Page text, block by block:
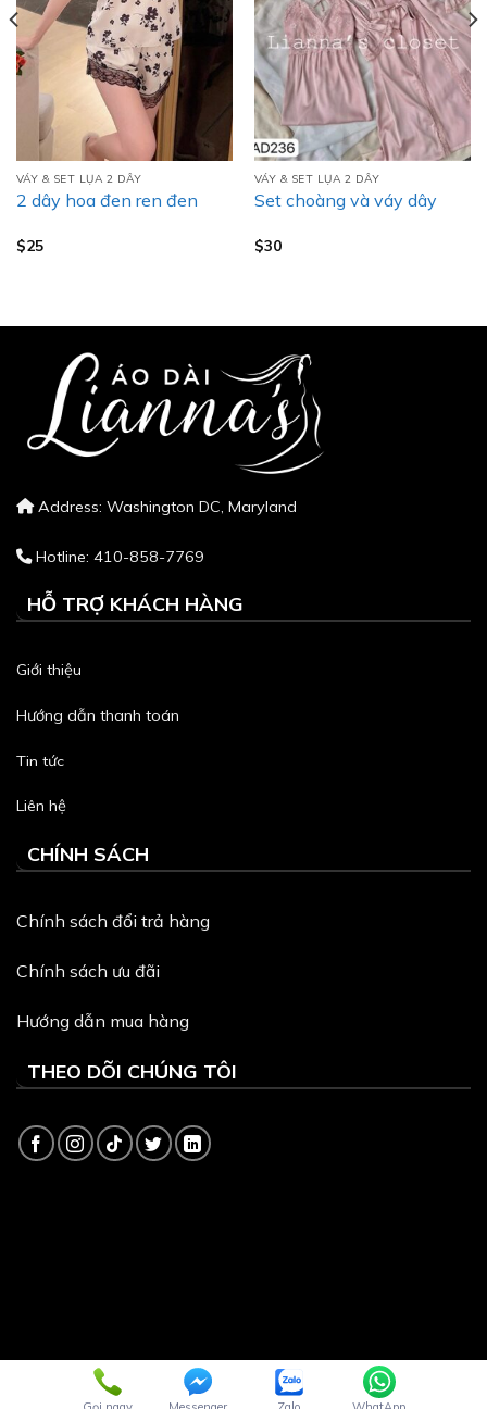
VÁY & SET LỤA 2 DÂY
2 dây hoa đen ren đen
$25
VÁY & SET LỤA 2 DÂY
Set choàng và váy dây
$30
Address: Washington DC, Maryland
Hotline: 410-858-7769
HỖ TRỢ KHÁCH HÀNG
Giới thiệu
Hướng dẫn thanh toán
Tin tức
Liên hệ
CHÍNH SÁCH
Chính sách đổi trả hàng
Chính sách ưu đãi
Hướng dẫn mua hàng
THEO DÕI CHÚNG TÔI
Copyright 2026 © Dịch vụ quản trị website vàThiết kế
Webitebởi VinaSite.com.vn